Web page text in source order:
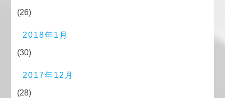
(26)
2018年1月
(30)
2017年12月
(28)